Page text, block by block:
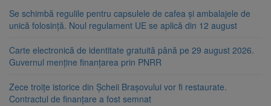
Se schimbă regulile pentru capsulele de cafea și ambalajele de
unică folosință. Noul regulament UE se aplică din 12 august
Carte electronică de identitate gratuită până pe 29 august 2026.
Guvernul menține finanțarea prin PNRR
Zece troițe istorice din Șcheii Brașovului vor fi restaurate.
Contractul de finanțare a fost semnat